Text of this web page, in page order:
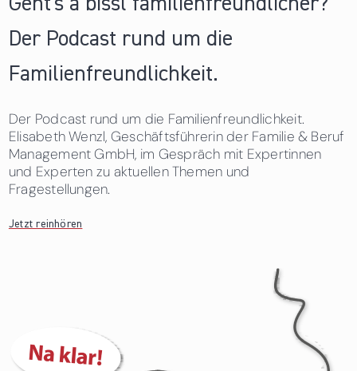
Der Podcast rund um die
Familienfreundlichkeit.
Der Podcast rund um die Familienfreundlichkeit.
Elisabeth Wenzl, Geschäftsführerin der Familie & Beruf
Management GmbH, im Gespräch mit Expertinnen
und Experten zu aktuellen Themen und
Fragestellungen.
Jetzt reinhören